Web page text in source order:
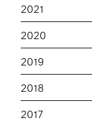
2021
2020
2019
2018
2017